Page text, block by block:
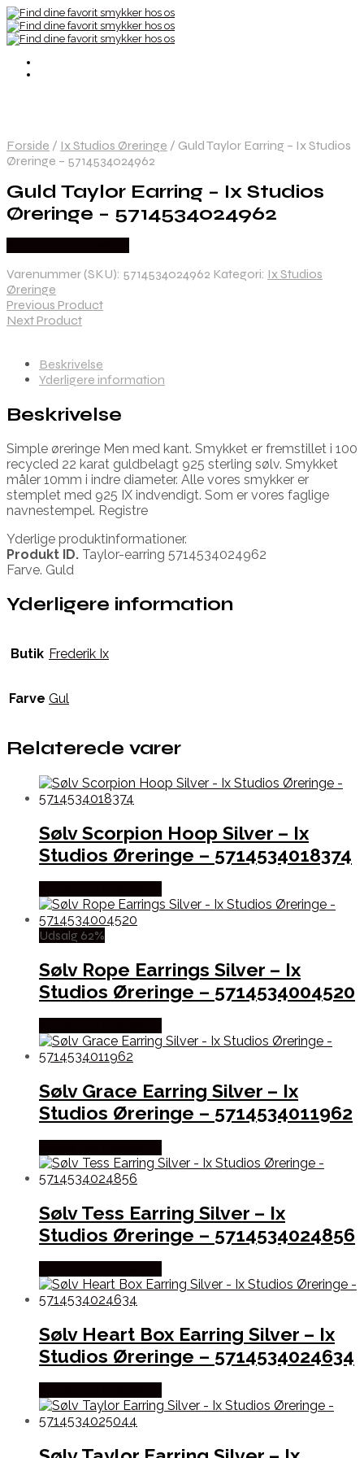
Forside / Ix Studios Øreringe / Guld Taylor Earring – Ix Studios
Øreringe – 5714534024962
Guld Taylor Earring – Ix Studios
Øreringe – 5714534024962
Varenummer (SKU): 5714534024962 Kategori: Ix Studios
Øreringe
Previous Product
Next Product
Beskrivelse
Yderligere information
Beskrivelse
Simple øreringe Men med kant. Smykket er fremstillet i 100
recycled 22 karat guldbelagt 925 sterling sølv. Smykket
måler 10mm i indre diameter. Alle vores smykker er
stemplet med 925 IX indvendigt. Som er vores faglige
navnestempel. Registre
Yderlige produktinformationer.
Produkt ID. Taylor-earring 5714534024962
Farve. Guld
Yderligere information
Butik Frederik Ix
Farve Gul
Relaterede varer
Sølv Scorpion Hoop Silver – Ix
Studios Øreringe – 5714534018374
Udsalg 62%
Sølv Rope Earrings Silver – Ix
Studios Øreringe – 5714534004520
Sølv Grace Earring Silver – Ix
Studios Øreringe – 5714534011962
Sølv Tess Earring Silver – Ix
Studios Øreringe – 5714534024856
Sølv Heart Box Earring Silver – Ix
Studios Øreringe – 5714534024634